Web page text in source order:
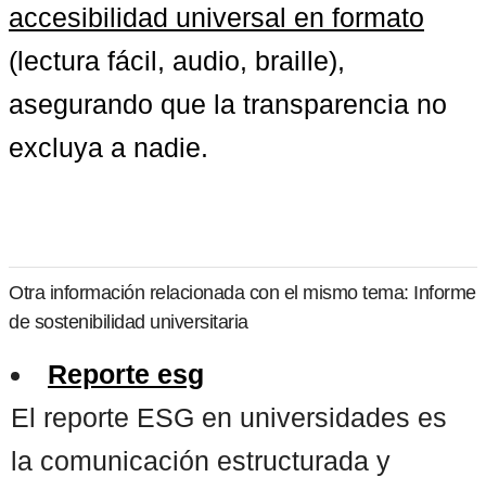
accesibilidad universal en formato
(lectura fácil, audio, braille),
asegurando que la transparencia no
excluya a nadie.
Otra información relacionada con el mismo tema: Informe
de sostenibilidad universitaria
Reporte esg
El reporte ESG en universidades es
la comunicación estructurada y